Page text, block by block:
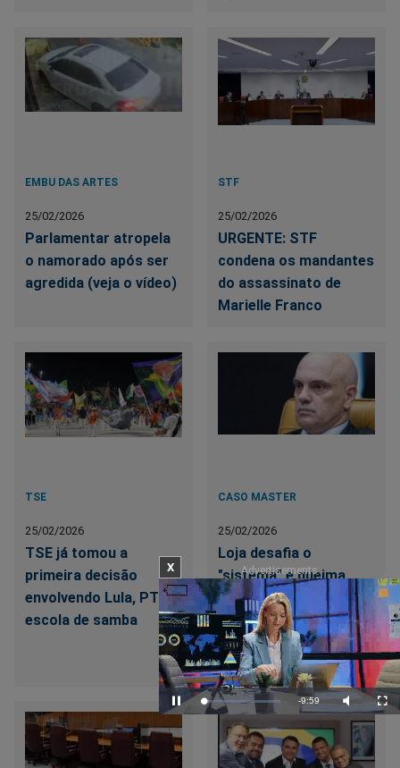
EMBU DAS ARTES
25/02/2026
Parlamentar atropela
o namorado após ser
agredida (veja o vídeo)
STF
25/02/2026
URGENTE: STF
condena os mandantes
do assassinato de
Marielle Franco
TSE
25/02/2026
TSE já tomou a
primeira decisão
envolvendo Lula, PT e
escola de samba
CASO MASTER
25/02/2026
Loja desafia o
"sistema" e queima
estoque com FRETE
GRÁTIS de conteúdo
temido sobre o Caso
Master
Advertisements
Pause Loaded:
6.63%
Remaining
Time
-9:57 Mute
X